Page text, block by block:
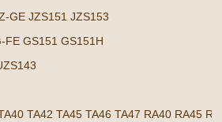
GE JZS151 JZS153
GS151 GS151H
TA42 TA45 TA46 TA47 RA40 RA45